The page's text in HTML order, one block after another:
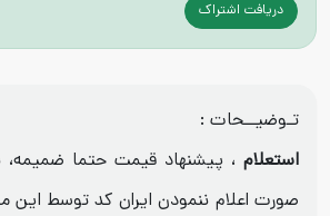
دریافت اشتراک
تـوضیــحات :
استعلام ، پیشنهاد قیمت حتما
صورت اعلام ننمودن ایران کد توسط این